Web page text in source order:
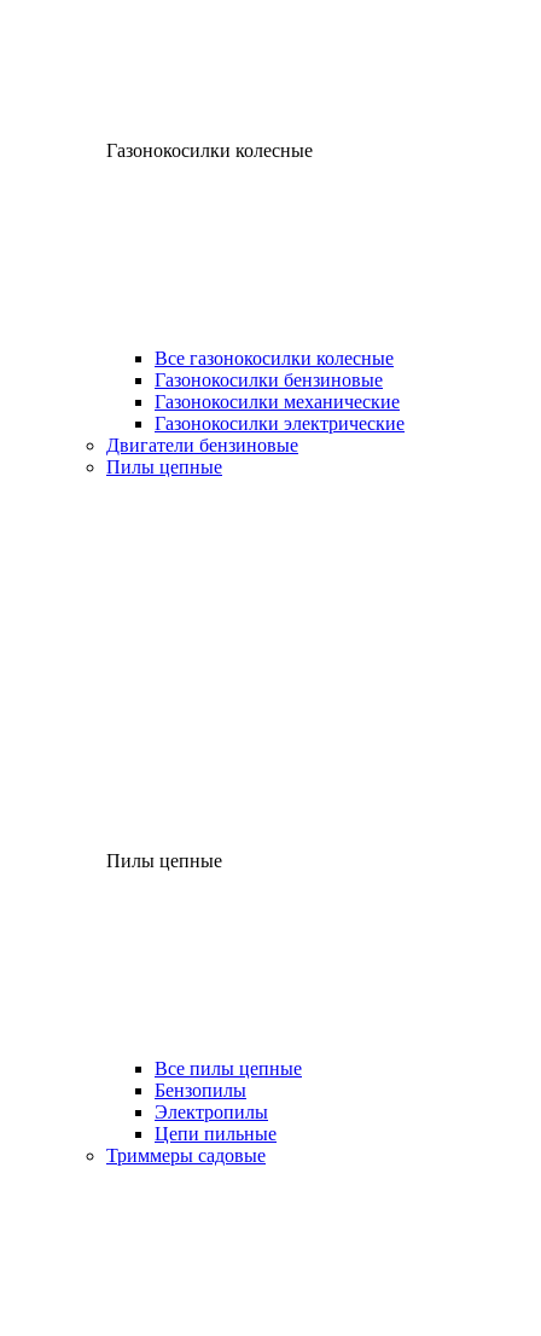
Газонокосилки колесные
Все газонокосилки колесные
Газонокосилки бензиновые
Газонокосилки механические
Газонокосилки электрические
Двигатели бензиновые
Пилы цепные
Пилы цепные
Все пилы цепные
Бензопилы
Электропилы
Цепи пильные
Триммеры садовые